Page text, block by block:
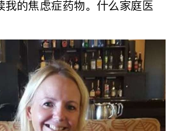
我的焦虑症药物。什么家庭医